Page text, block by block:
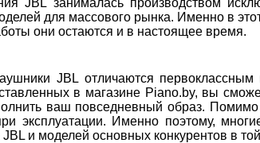
JBL занималась производством
для массового рынка. Именно в
они остаются и в настоящее время.
JBL отличаются
в магазине Piano.by, вы
ваш повседневный образ.
эксплуатации. Именно поэтому,
и моделей основных конкурентов в